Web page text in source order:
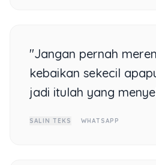
"Jangan pernah
kebaikan sekecil
jadi itulah yang
SALIN TEKS WHATSAPP